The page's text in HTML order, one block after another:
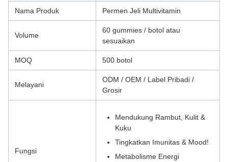
Nama Produk Permen Jeli Multivitamin
Volume
60 gummies / botol atau
sesuaikan
MOQ 500 botol
Melayani
ODM / OEM / Label Pribadi /
Grosir
Fungsi
Mendukung Rambut, Kulit &
Kuku
Tingkatkan Imunitas & Mood!
Metabolisme Energi